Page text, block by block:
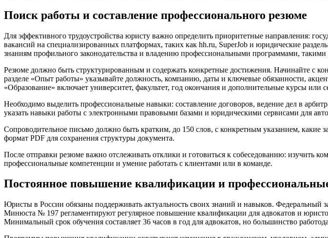
Поиск работы и составление профессионального резюме
Для эффективного трудоустройства юристу важно определить приоритетные направления:
вакансий на специализированных платформах, таких как hh.ru, SuperJob и юридические
знаниям профильного законодательства и владению профессиональными программами,
Резюме должно быть структурированным и содержать конкретные достижения. Начинайте с
разделе «Опыт работы» указывайте должность, компанию, даты и ключевые обязанности,
«Образование» включает университет, факультет, год окончания и дополнительные курсы
Необходимо выделить профессиональные навыки: составление договоров, ведение дел в
указать навыки работы с электронными правовыми базами и юридическими сервисами для
Сопроводительное письмо должно быть кратким, до 150 слов, с конкретным указанием, какие
формат PDF для сохранения структуры документа.
После отправки резюме важно отслеживать отклики и готовиться к собеседованию: изучить
профессиональные компетенции и умение работать с клиентами или в команде.
Постоянное повышение квалификации и
Юристы в России обязаны поддерживать актуальность своих знаний и навыков.
Минюста № 197 регламентируют регулярное повышение квалификации для адвокатов и
Минимальный срок обучения составляет 36 часов в год для адвокатов, но большинство